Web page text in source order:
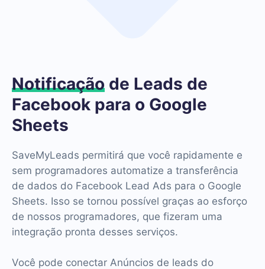
Notificação de Leads de
Facebook para o Google
Sheets
SaveMyLeads permitirá que você rapidamente e
sem programadores automatize a transferência
de dados do Facebook Lead Ads para o Google
Sheets. Isso se tornou possível graças ao esforço
de nossos programadores, que fizeram uma
integração pronta desses serviços.
Você pode conectar Anúncios de leads do